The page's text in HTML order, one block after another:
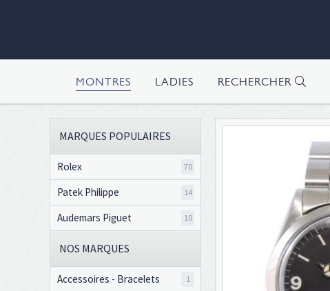
MONTRES LADIES RECHERCHER
MARQUES POPULAIRES
Rolex 70
Patek Philippe 14
Audemars Piguet 10
NOS MARQUES
Accessoires - Bracelets 1